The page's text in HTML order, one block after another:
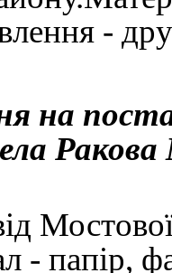
-
на
- папір,